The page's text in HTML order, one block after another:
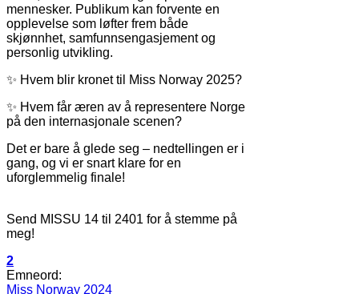
mennesker. Publikum kan forvente en
opplevelse som løfter frem både
skjønnhet, samfunnsengasjement og
personlig utvikling.
✨ Hvem blir kronet til Miss Norway 2025?
✨ Hvem får æren av å representere Norge
på den internasjonale scenen?
Det er bare å glede seg – nedtellingen er i
gang, og vi er snart klare for en
uforglemmelig finale!
Send MISSU 14 til 2401 for å stemme på
meg!
2
Emneord:
Miss Norway 2024